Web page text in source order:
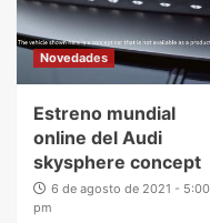
Novedades
Estreno mundial
online del Audi
skysphere concept
6 de agosto de 2021 - 5:00
pm